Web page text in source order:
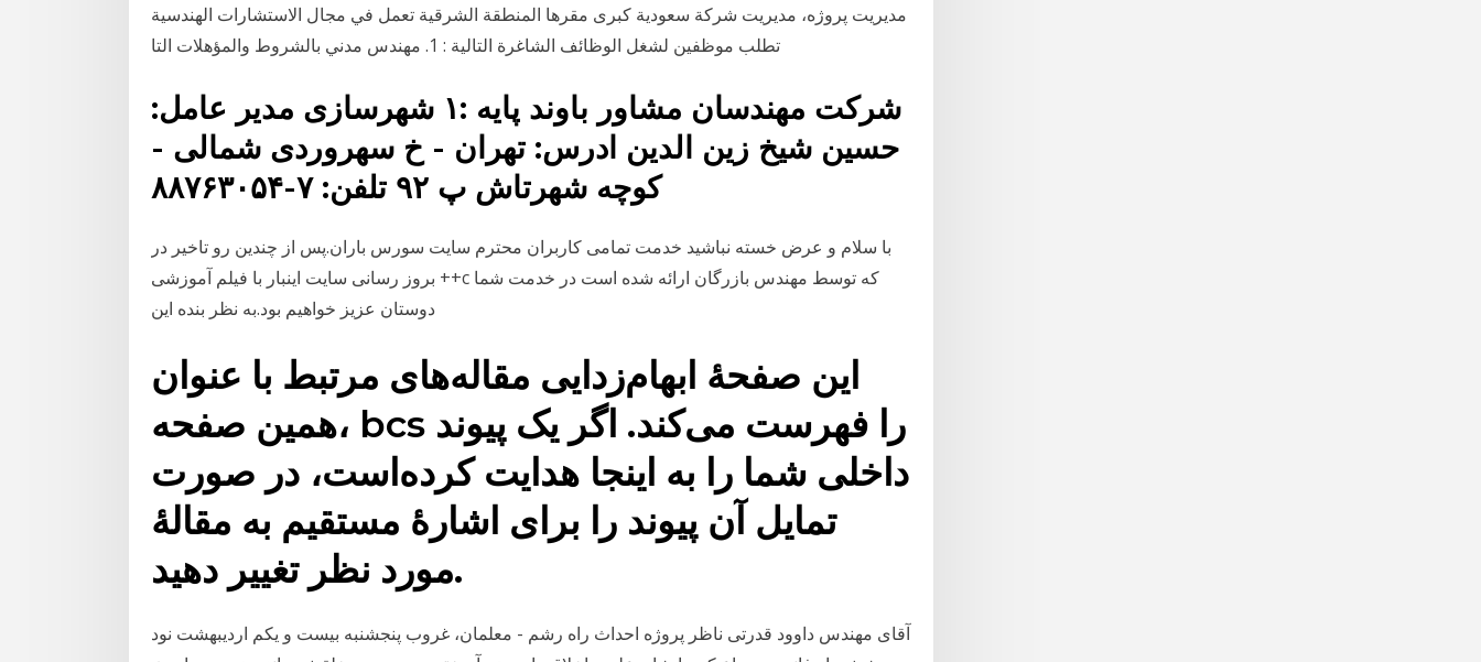
مديريت پروژه، مديريت شركة سعودية كبرى مقرها المنطقة الشرقية تعمل في مجال الاستشارات الهندسية
تطلب موظفين لشغل الوظائف الشاغرة التالية : 1. مهندس مدني بالشروط والمؤهلات التا
شرکت مهندسان مشاور باوند پایه :۱ شهرسازی مدیر عامل:
حسین شیخ زین الدین ادرس: تهران - خ سهروردی شمالی -
کوچه شهرتاش پ ۹۲ تلفن: ۷-۸۸۷۶۳۰۵۴
با سلام و عرض خسته نباشید خدمت تمامی کاربران محترم سایت سورس باران.پس از چندین رو تاخیر در
بروز رسانی سایت اینبار با فیلم آموزشی ++c که توسط مهندس بازرگان ارائه شده است در خدمت شما
دوستان عزیز خواهیم بود.به نظر بنده این
این صفحهٔ ابهام‌زدایی مقاله‌های مرتبط با عنوان
همین صفحه، bcs را فهرست می‌کند. اگر یک پیوند
داخلی شما را به اینجا هدایت کرده‌است، در صورت
تمایل آن پیوند را برای اشارهٔ مستقیم به مقالهٔ
مورد نظر تغییر دهید.
آقای مهندس داوود قدرتی ناظر پروژه احداث راه رشم - معلمان، غروب پنجشنبه بیست و یکم اردیبهشت نود